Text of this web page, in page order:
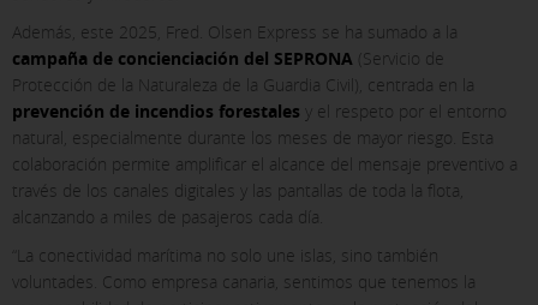
Además, este 2025, Fred. Olsen Express se ha sumado a la
campaña de concienciación del SEPRONA (Servicio de
Protección de la Naturaleza de la Guardia Civil), centrada en la
prevención de incendios forestales y el respeto por el entorno
natural, especialmente durante los meses de mayor riesgo. Esta
colaboración permite amplificar el alcance del mensaje preventivo a
través de los canales digitales y las pantallas de toda la flota,
alcanzando a miles de pasajeros cada día.
“La conectividad marítima no solo une islas, sino también
voluntades. Como empresa canaria, sentimos que tenemos la
X
COOKIE SETTINGS
ACCEPT ALL